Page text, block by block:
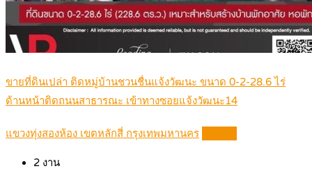
ขายที่ดินเปล่า ติดหมู่บ้านชวนชื่นแจ้งวัฒนะ ขนาด 0-2-28.6 ไร่
ด้านหน้าติดถนนสาธารณะ เข้าทางซอยแจ้งวัฒนะ14
แขวงทุ่งสองห้อง เขตหลักสี่ กรุงเทพมหานคร
2 งาน